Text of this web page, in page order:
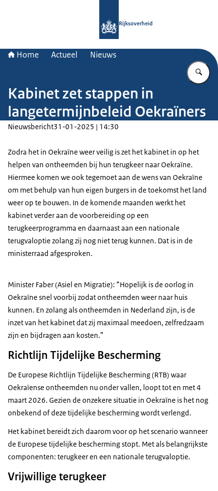
Rijksoverheid
Home Actueel Nieuws
Kabinet zet stappen in
langetermijnbeleid Oekraïners
Nieuwsbericht31-01-2025 | 14:30
Zodra het in Oekraïne weer veilig is zet het kabinet in op het
helpen van ontheemden bij hun terugkeer naar Oekraïne.
Hiermee komen we ook tegemoet aan de wens van Oekraïne
om met behulp van hun eigen burgers in de toekomst het land
weer op te bouwen. In de komende maanden werkt het
kabinet verder aan de voorbereiding op een
terugkeerprogramma en daarnaast aan een nationale
terugvaloptie zolang zij nog niet terug kunnen. Dat is in de
ministerraad afgesproken.
Minister Faber (Asiel en Migratie): “Hopelijk is de oorlog in
Oekraïne snel voorbij zodat ontheemden weer naar huis
kunnen. En zolang als ontheemden in Nederland zijn, is de
inzet van het kabinet dat zij maximaal meedoen, zelfredzaam
zijn en bijdragen aan kosten.”
Richtlijn Tijdelijke Bescherming
De Europese Richtlijn Tijdelijke Bescherming (RTB) waar
Oekraïense ontheemden nu onder vallen, loopt tot en met 4
maart 2026. Gezien de onzekere situatie in Oekraïne is het nog
onbekend of deze tijdelijke bescherming wordt verlengd.
Het kabinet bereidt zich daarom voor op het scenario wanneer
de Europese tijdelijke bescherming stopt. Met als belangrijkste
componenten: terugkeer en een nationale terugvaloptie.
Vrijwillige terugkeer